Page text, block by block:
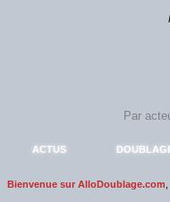
ACTUS
Bienvenue sur AlloDoublage.com